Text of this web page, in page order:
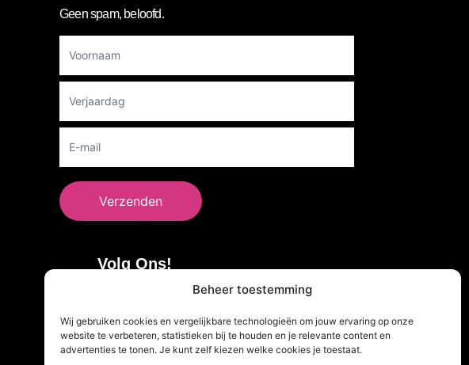
Beheer toestemming
Wij gebruiken cookies en vergelijkbare technologieën om jouw ervaring op onze
website te verbeteren, statistieken bij te houden en je relevante content en
advertenties te tonen. Je kunt zelf kiezen welke cookies je toestaat.
Geen spam, beloofd.
Newsletter
Verzenden
Volg Ons!